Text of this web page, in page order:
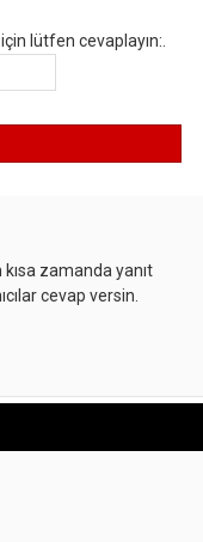
lütfen cevaplayın:.
zamanda yanıt
cevap versin.